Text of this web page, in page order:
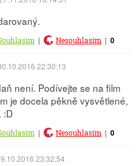
| Nesouhlasím | 0
22:30:13
není. Podívejte se na film
je docela pěkně vysvětlené,
:D
| Nesouhlasím | 0
23:32:54